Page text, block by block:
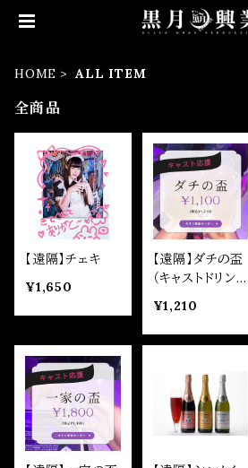
HOME ALL ITEM
全商品
【遠隔】チェキ
¥1,650
【遠隔】ダチの盃
（キャストドリン
¥1,210